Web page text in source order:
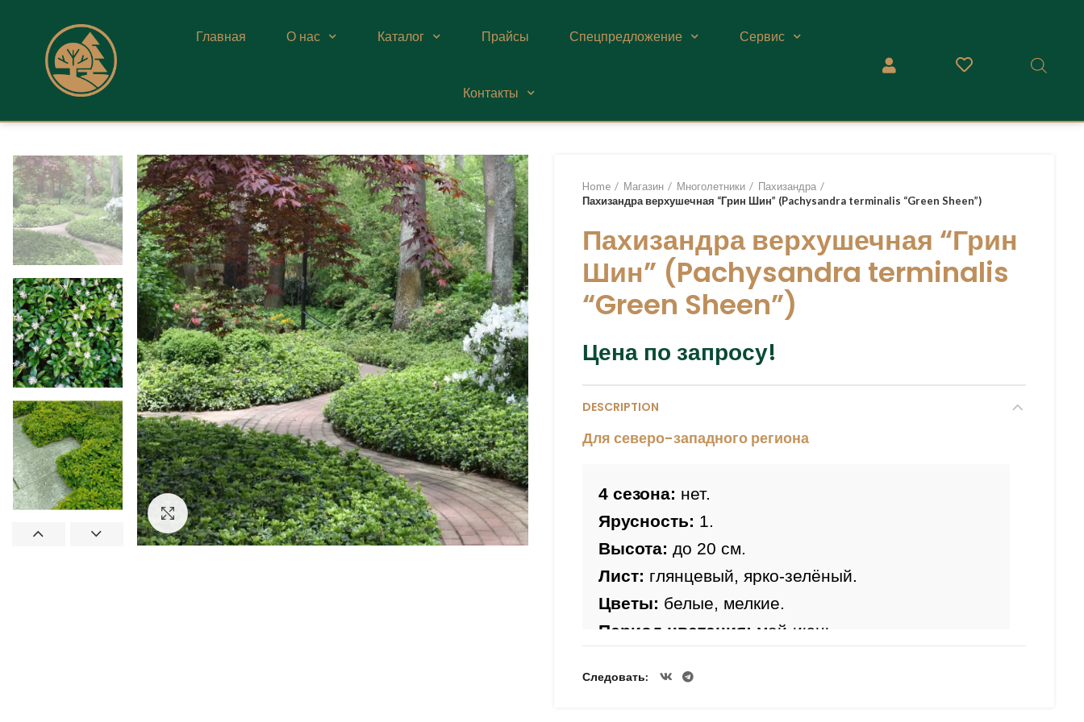
Главная О нас Каталог Прайсы Спецпредложение Сервис
Контакты
Увеличить
Home Магазин Многолетники
Пахизандра
Пахизандра верхушечная “Грин Шин” (Pachysandra terminalis “Green Sheen”)
Пахизандра верхушечная “Грин
Шин” (Pachysandra terminalis
“Green Sheen”)
Цена по запросу!
DESCRIPTION
Для северо-западного региона
4 сезона: нет.
Ярусность: 1.
Высота: до 20 см.
Лист: глянцевый, ярко-зелёный.
Цветы: белые, мелкие.
Период цветения: май-июнь.
Особенность выращивания:
Следовать